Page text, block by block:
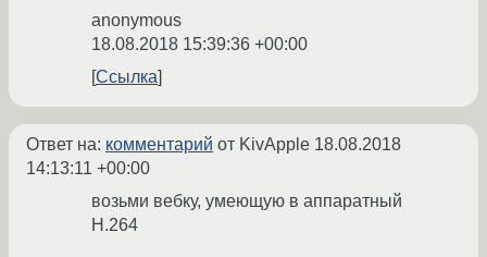
anonymous
18.08.2018 15:39:36 +00:00
Ссылка
Ответ на: комментарий от KivApple 18.08.2018
14:13:11 +00:00
возьми вебку, умеющую в аппаратный
H.264